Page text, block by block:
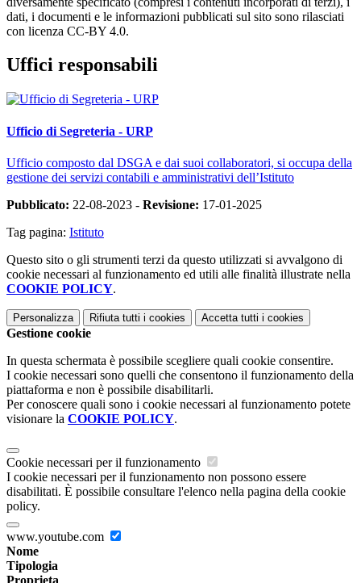
dati, i documenti e le informazioni pubblicati sul sito sono rilasciati
con licenza CC-BY 4.0.
Uffici responsabili
Ufficio di Segreteria - URP
Ufficio composto dal DSGA e dai suoi collaboratori, si occupa della
gestione dei servizi contabili e amministrativi dell’Istituto
Pubblicato: 22-08-2023 - Revisione: 17-01-2025
Tag pagina: Istituto
Questo sito o gli strumenti terzi da questo utilizzati si avvalgono di
cookie necessari al funzionamento ed utili alle finalità illustrate nella
COOKIE POLICY.
Personalizza Rifiuta tutti i cookies Accetta tutti i cookies
Gestione cookie
In questa schermata è possibile scegliere quali cookie consentire.
I cookie necessari sono quelli che consentono il funzionamento della
piattaforma e non è possibile disabilitarli.
Per conoscere quali sono i cookie necessari al funzionamento potete
visionare la COOKIE POLICY.
Cookie necessari per il funzionamento
I cookie necessari per il funzionamento non possono essere
disabilitati. È possibile consultare l'elenco nella pagina della cookie
policy.
www.youtube.com
Nome
Tipologia
Proprieta